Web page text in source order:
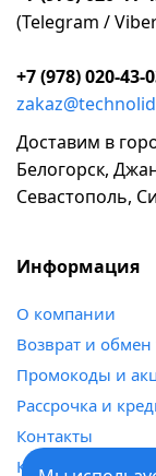
(Telegram /
+7 (978) 020-43-
Доставим в
Белогорск,
Севастополь,
Информация
о компании
возврат и
промокоды и
рассрочка и
контакты
карта сайта